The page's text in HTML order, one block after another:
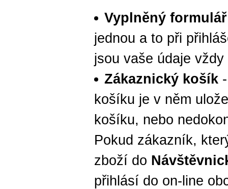
Vyplněný formulář
jednou a to při
jsou vaše údaje
Zákaznický košík
košíku je v něm
košíku, nebo
Pokud zákazník,
zboží do
přihlásí do on-line